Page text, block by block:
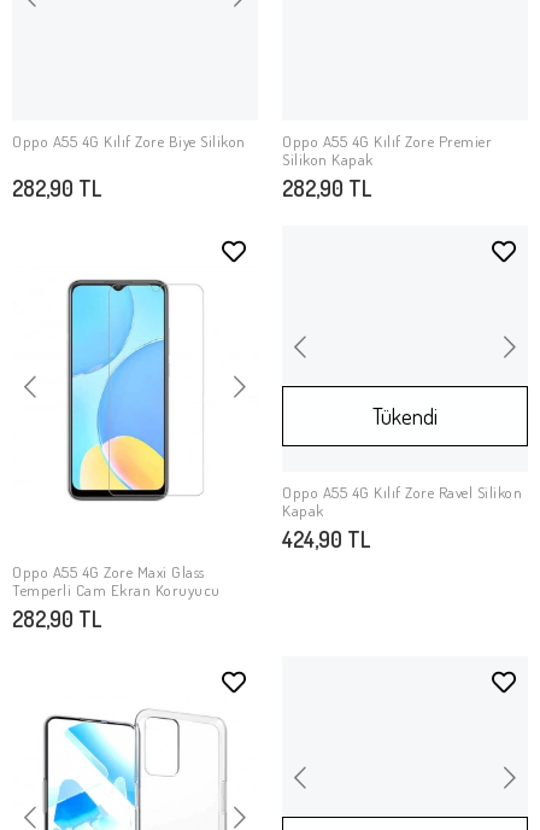
SEPETE EKLE
Oppo A55 4G Kılıf Zore Biye Silikon
282,90 TL
SEPETE EKLE
Oppo A55 4G Kılıf Zore Premier
Silikon Kapak
282,90 TL
SEPETE EKLE
Oppo A55 4G Zore Maxi Glass
Temperli Cam Ekran Koruyucu
282,90 TL
Stokta Yok
Tükendi
Oppo A55 4G Kılıf Zore Ravel Silikon
Kapak
424,90 TL